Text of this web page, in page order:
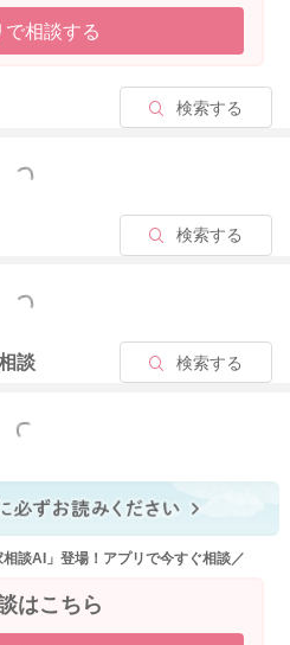
増やしてみると比較的まとまっ
あります。お家の中でもハイハ
日中意識して活動的に過ごすと
はたくさんの刺激を得るとその
なくなることもよくあります。4
が、やはりお昼寝が15時以降に
減らしていただいたり、15時以
短時間で起こすなどなさってい
ることがありますよ。よろしけ
で相談する
検索する
と見る
検索する
と見る
談 検索する
と見る
談AI」登場！アプリで今すぐ相談／
はこちら